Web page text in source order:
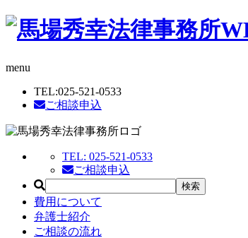
menu
TEL:025-521-0533
ご相談申込
TEL: 025-521-0533
ご相談申込
費用について
弁護士紹介
ご相談の流れ